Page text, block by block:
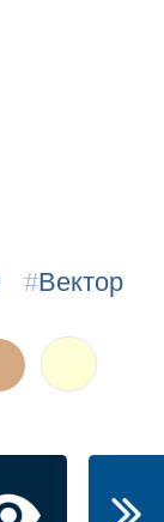
#Вектор